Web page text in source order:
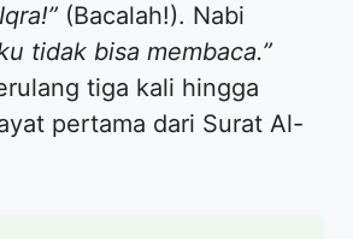
(Bacalah!). Nabi
tidak bisa membaca.”
tiga kali hingga
pertama dari Surat Al-